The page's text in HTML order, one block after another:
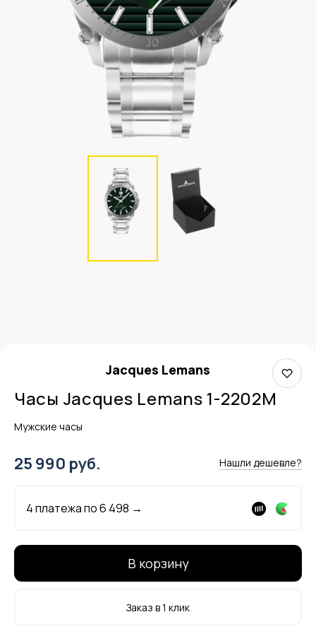
Jacques Lemans
Часы Jacques Lemans 1-2202M
Мужские часы
25 990 руб. Нашли дешевле?
4 платежа по6 498 →
В корзину
Заказ в 1 клик